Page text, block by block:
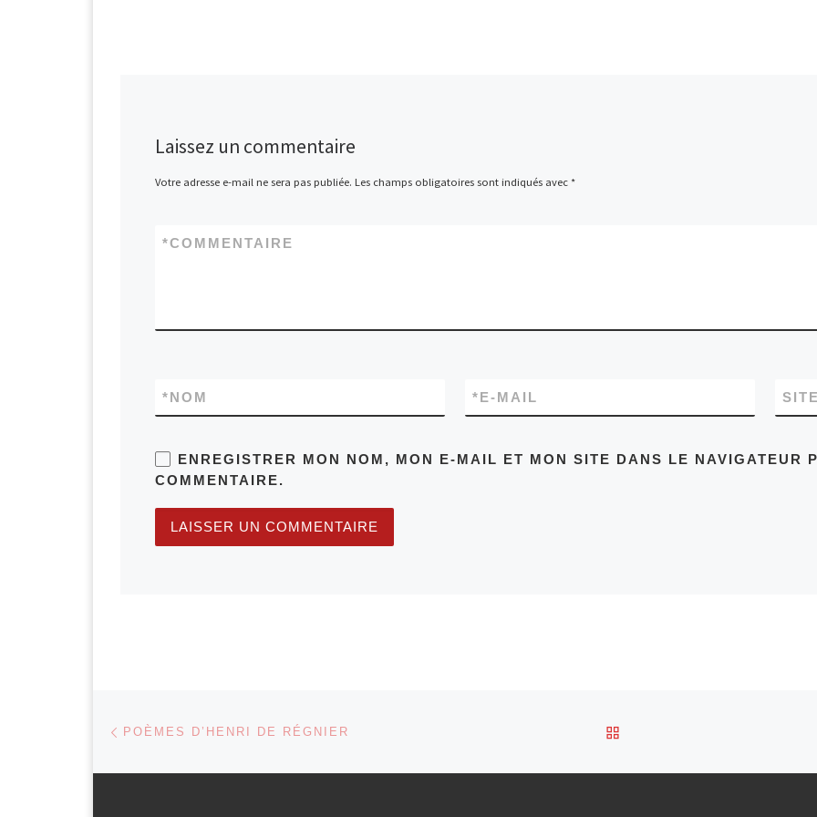
Laissez un commentaire
Votre adresse e-mail ne sera pas publiée. Les champs obligatoires sont indiqués avec *
COMMENTAIRE
*
NOM
* E-MAIL
*
ENREGISTRER MON NOM, MON E-MAIL ET MON SITE DANS LE NAVIGATEUR
COMMENTAIRE.
Parcourir les articles
POÈMES D’HENRI DE RÉGNIER RETOUR À LA LISTE DES